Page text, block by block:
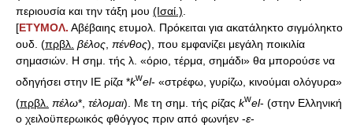
περιουσία και την τάξη μου (Ισαί.)
[ΕΤΥΜΟΛ. Αβέβαιης ετυμολ. Πρόκειται για ακατάληκτο σιγμόληκτο
ουδ. (πρβλ. βέλος πένθος), που εμφανίζει μεγάλη ποικιλία
σημασιών. Η σημ. τής λ. «όριο, τέρμα, σημάδι» θα μπορούσε να
οδηγήσει στην ΙΕ ρίζα *kwel- «στρέφω, γυρίζω, κινούμαι ολόγυρα»
(πρβλ. πέλω*, τέλομαι). Με τη σημ. τής ρίζας kwel- (στην Ελληνική
ο χειλοϋπερωικός φθόγγος πριν από φωνήεν -ε-